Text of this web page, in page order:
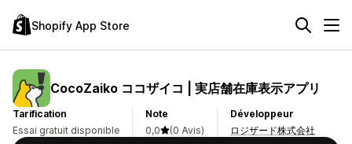
Shopify App Store
CocoZaiko ココザイコ | 実店舗在庫表示アプリ
Tarification
Essai gratuit disponible
Note
0,0
(0 Avis)
Développeur
ロジザード株式会社